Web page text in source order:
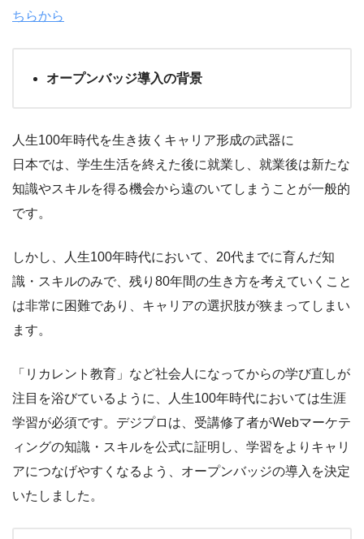
ちらから
オープンバッジ導入の背景
人生100年時代を生き抜くキャリア形成の武器に
日本では、学生生活を終えた後に就業し、就業後は新たな
知識やスキルを得る機会から遠のいてしまうことが一般的
です。
しかし、人生100年時代において、20代までに育んだ知
識・スキルのみで、残り80年間の生き方を考えていくこと
は非常に困難であり、キャリアの選択肢が狭まってしまい
ます。
「リカレント教育」など社会人になってからの学び直しが
注目を浴びているように、人生100年時代においては生涯
学習が必須です。デジプロは、受講修了者がWebマーケテ
ィングの知識・スキルを公式に証明し、学習をよりキャリ
アにつなげやすくなるよう、オープンバッジの導入を決定
いたしました。